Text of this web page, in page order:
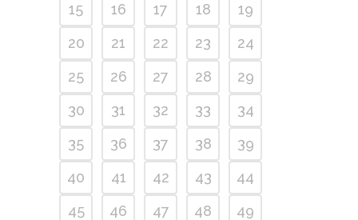
15
16 17 18
19
20
21 22 23
24
25
26 27 28
29
30
31 32 33
34
35
36 37 38
39
40
41 42 43
44
45
46 47 48
49